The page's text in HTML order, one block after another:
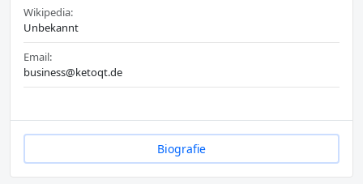
Wikipedia:
Unbekannt
Email:
business@ketoqt.de
Biografie